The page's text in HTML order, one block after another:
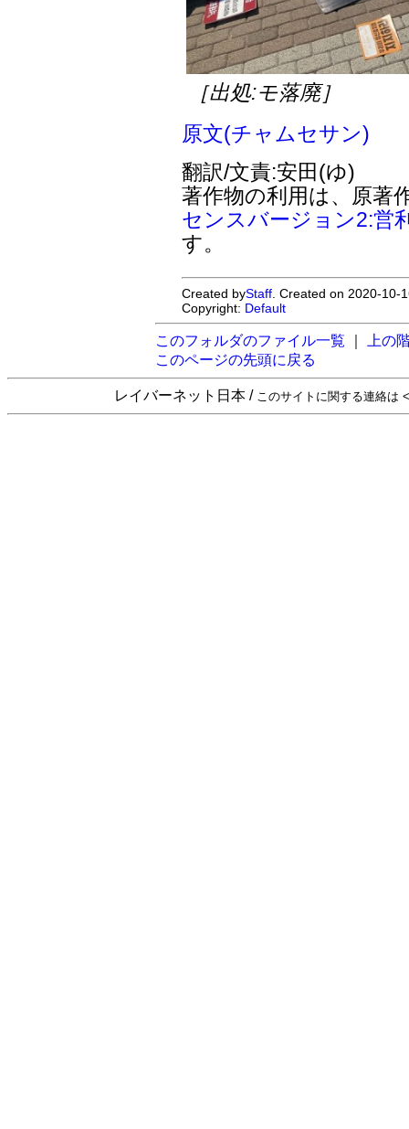
［出処:モ落廃］
原文(チャムセサン)
翻訳/文責:安田(ゆ)
著作物の利用は、原著
センスバージョン2:営
す。
Created byStaff . Created on 2020-
Copyright: Default
このフォルダのファイル一覧
上の
このページの先頭に戻る
レイバーネット日本 / このサイトに関する連絡は